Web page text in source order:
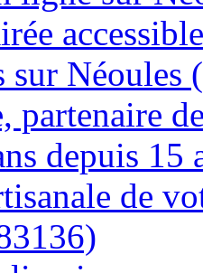
sur Néoules
partenaire
depuis 15
de